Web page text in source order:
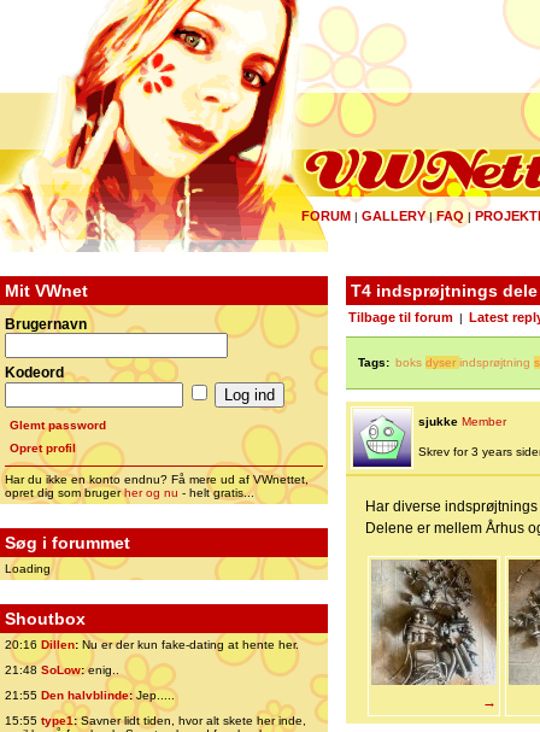
FORUM | GALLERY|FAQ |
Mit VWnet
Brugernavn
Kodeord
Glemt password
Opret profil
Har du ikke en konto endnu? Få mere ud af VWnettet,
opret dig som brugerher og nu - helt gratis...
Søg i forummet
Loading
Shoutbox
20:16 Dillen: Nu er der kun fake-dating at hente her.
21:48 SoLow:enig..
21:55 Den halvblinde:Jep.....
15:55 type1:Savner lidt tiden, hvor alt skete her inde,
T4 indsprøjtnings dele
Tilbage til forum Latest
Tags: boks dyser indsprøjtning
sjukke Member
Skrev for 3 years
Har diverse
Delene er mellem Århus
→